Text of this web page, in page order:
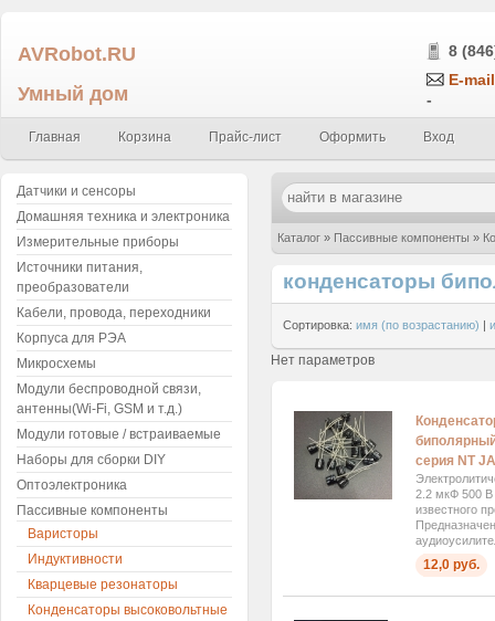
AVRobot.RU
Умный дом
8
E-
-
Главная Корзина Прайс-лист Оформить Вход
Каталог » Пассивные компоненты »
конденсаторы
Сортировка: имя (по возрастанию) |
Нет параметров
серия NT
2.2 мкФ 500 В
известного
12,0 руб.
Датчики и сенсоры
Домашняя техника и электроника
Измерительные приборы
Источники питания,
преобразователи
Кабели, провода, переходники
Корпуса для РЭА
Микросхемы
Модули беспроводной связи,
антенны(Wi-Fi, GSM и т.д.)
Модули готовые / встраиваемые
Наборы для сборки DIY
Оптоэлектроника
Пассивные компоненты
Варисторы
Индуктивности
Кварцевые резонаторы
Конденсаторы высоковольтные